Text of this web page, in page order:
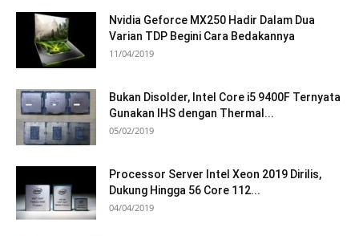
Nvidia Geforce MX250 Hadir Dalam Dua
Varian TDP Begini Cara Bedakannya
11/04/2019
Bukan Disolder, Intel Core i5 9400F Ternyata
Gunakan IHS dengan Thermal...
05/02/2019
Processor Server Intel Xeon 2019 Dirilis,
Dukung Hingga 56 Core 112...
04/04/2019